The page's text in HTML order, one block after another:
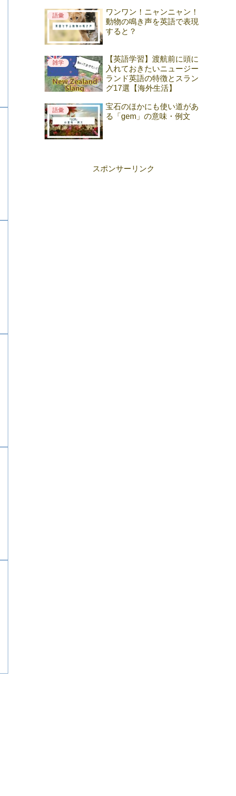
語彙
ワンワン！ニャンニャン！
動物の鳴き声を英語で表現
すると？
雑学
【英語学習】渡航前に頭に
入れておきたいニュージー
ランド英語の特徴とスラン
グ17選【海外生活】
語彙
宝石のほかにも使い道があ
る「gem」の意味・例文
スポンサーリンク